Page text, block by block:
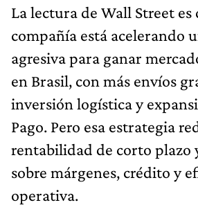
La lectura de Wall Street es
compañía está acelerando
agresiva para ganar
en Brasil, con más envíos
inversión logística y
Pago. Pero esa estrategia
rentabilidad de corto plazo
sobre márgenes, crédito y
operativa.